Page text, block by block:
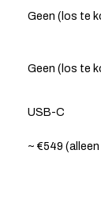
Geen (los te
Geen (los te
USB-C
~ €549